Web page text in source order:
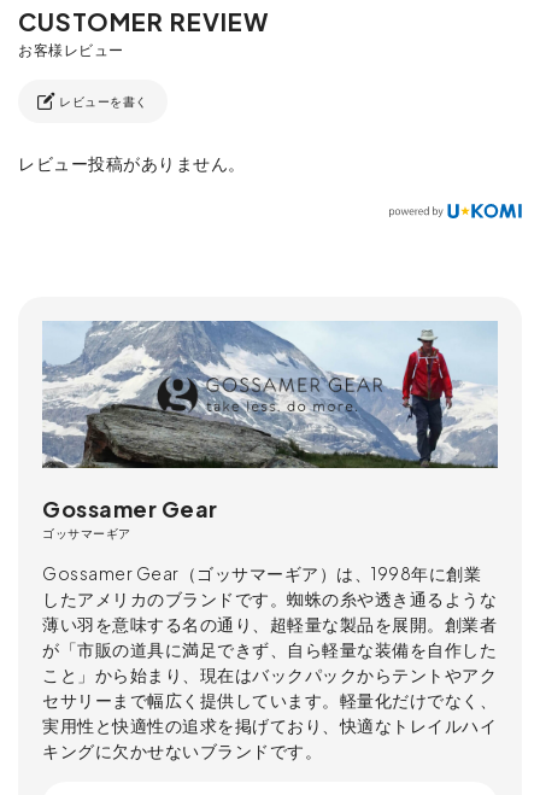
レビューを書く
レビュー投稿がありません。
Gossamer Gear
ゴッサマーギア
Gossamer Gear（ゴッサマーギア）は、1998年に創業
したアメリカのブランドです。蜘蛛の糸や透き通るような
薄い羽を意味する名の通り、超軽量な製品を展開。創業者
が「市販の道具に満足できず、自ら軽量な装備を自作した
こと」から始まり、現在はバックパックからテントやアク
セサリーまで幅広く提供しています。軽量化だけでなく、
実用性と快適性の追求を掲げており、快適なトレイルハイ
キングに欠かせないブランドです。